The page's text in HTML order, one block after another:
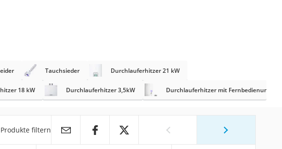
Tauchsieder Durchlauferhitzer 21 kW
18 kW Durchlauferhitzer 3,5kW Durchlauferhitzer mit Fernbedienung
Produkte filtern